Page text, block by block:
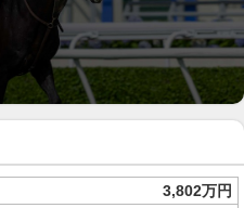
3,802万円